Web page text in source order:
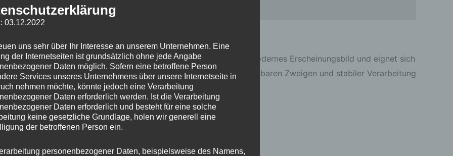
Zusätzliche Informationen
Weihnachtsbaum 60cm – Weiss
Weihnachtsbaum in der Farbe Weiss bietet ein elegantes, modernes Erscheinungsbild und eignet sich
Büros oder gewerbliche Dekorationen. Mit dichten, formbaren Zweigen und stabiler Verarbeitung
eine langlebige und hochwertige Weihnachtsatmosphäre.
60cm – perfekt für verschiedene Einsatzbereiche
03.12.2022
uns sehr über Ihr Interesse an unserem Unternehmen. Eine
der Internetseiten ist grundsätzlich ohne jede Angabe
Daten möglich. Sofern eine betroffene Person
Services unseres Unternehmens über unsere Internetseite in
nehmen möchte, könnte jedoch eine Verarbeitung
Daten erforderlich werden. Ist die Verarbeitung
Daten erforderlich und besteht für eine solche
keine gesetzliche Grundlage, holen wir generell eine
der betroffenen Person ein.
personenbezogener Daten, beispielsweise des Namens,